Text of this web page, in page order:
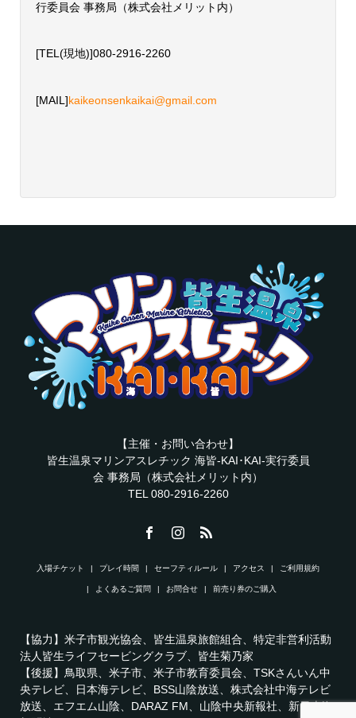
行委員会 事務局（株式会社メリット内）
[TEL(現地)]080-2916-2260
[MAIL]kaikeonsenkaikai@gmail.com
【主催・お問い合わせ】
皆生温泉マリンアスレチック 海皆-KAI･KAI-実行委員
会 事務局（株式会社メリット内）
TEL 080-2916-2260
入場チケット プレイ時間 セーフティルール アクセス ご利用規約
よくあるご質問 お問合せ 前売り券のご購入
【協力】米子市観光協会、皆生温泉旅館組合、特定非営利活動
法人皆生ライフセービングクラブ、皆生菊乃家
【後援】鳥取県、米子市、米子市教育委員会、TSKさんいん中
央テレビ、日本海テレビ、BSS山陰放送、株式会社中海テレビ
放送、エフエム山陰、DARAZ FM、山陰中央新報社、新日本海